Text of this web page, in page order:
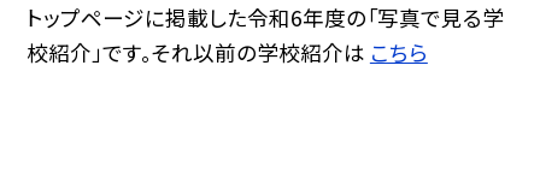
トップページに掲載した令和6年度の「写真で見る学
校紹介」です。それ以前の学校紹介は こちら